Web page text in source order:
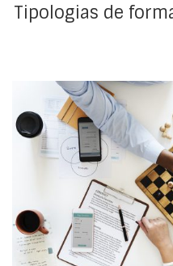
Tipologias de
As modalidades de
Cursos Profissionais
(CA), os Cursos
Cursos de Hotelaria e
Educação e Formação
Educação e Formação
Especialização
Modulares (FM), a
(FA) e outras ações de
empresas (OFP).